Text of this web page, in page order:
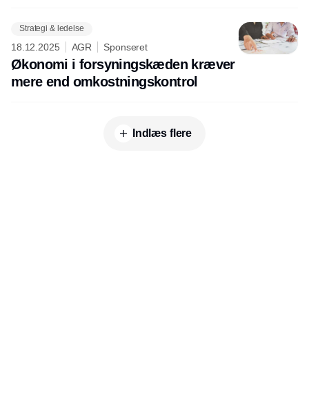
Strategi & ledelse
18.12.2025 AGR Sponseret
Økonomi i forsyningskæden kræver
mere end omkostningskontrol
Indlæs flere